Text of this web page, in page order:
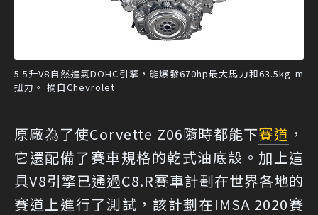
5.5升V8自然進氣DOHC引擎，能爆發670hp最大馬力和63.5kg-m
扭力。 摘自Chevrolet
原廠為了使Corvette Z06隨時都能下賽道 ，
它還配備了賽車規格的乾式油底殼。加上這
具V8引擎已通過C8.R賽車計劃在世界各地的
賽道上進行了測試，該計劃在IMSA 2020賽